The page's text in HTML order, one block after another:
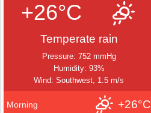
+26°C
Temperate rain
Pressure: 752 mmHg
Humidity: 93%
Wind: Southwest, 1.5 m/s
Morning +26°C